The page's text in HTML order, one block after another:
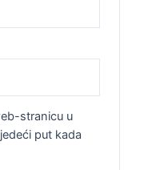
stranicu u
put kada